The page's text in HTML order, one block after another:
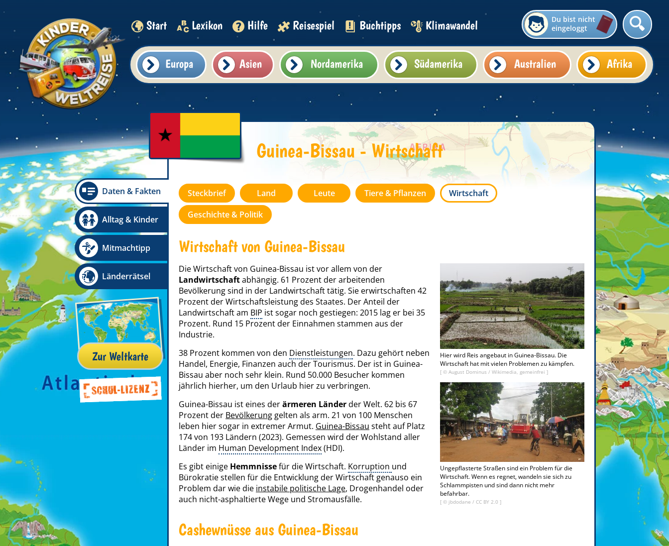
Start Lexikon Hilfe Reisespiel Buchtipps Klimawandel
Du bist nicht
eingeloggt
Europa Asien Nordamerika Südamerika Australien Afrika
Daten & Fakten
Alltag & Kinder
Mitmachtipp
Länderrätsel
Zur Weltkarte
Guinea-Bissau - Wirtschaft
Steckbrief Land Leute Tiere & Pflanzen
Wirtschaft
Geschichte & Politik
Wirtschaft von Guinea-Bissau
Hier wird Reis angebaut in Guinea-Bissau. Die
Wirtschaft hat mit vielen Problemen zu kämpfen.
[ © August Dominus / Wikimedia, gemeinfrei ]
Ungepflasterte Straßen sind ein Problem für die
Wirtschaft. Wenn es regnet, wandeln sie sich zu
Schlammpisten und sind dann nicht mehr
befahrbar.
[ © jbdodane / CC BY 2.0 ]
Die Wirtschaft von Guinea-Bissau ist vor allem von der
Landwirtschaftabhängig. 61 Prozent der arbeitenden
Bevölkerung sind in der Landwirtschaft tätig. Sie erwirtschaften 42
Prozent der Wirtschaftsleistung des Staates. Der Anteil der
Landwirtschaft am BIP ist sogar noch gestiegen: 2015 lag er bei 35
Prozent. Rund 15 Prozent der Einnahmen stammen aus der
Industrie.
38 Prozent kommen von den Dienstleistungen. Dazu gehört neben
Handel, Energie, Finanzen auch der Tourismus. Der ist in Guinea-
Bissau aber noch sehr klein. Rund 50.000 Besucher kommen
jährlich hierher, um den Urlaub hier zu verbringen.
Guinea-Bissau ist eines derärmeren Länderder Welt. 62 bis 67
Prozent der Bevölkerung gelten als arm. 21 von 100 Menschen
leben hier sogar in extremer Armut. Guinea-Bissau steht auf Platz
174 von 193 Ländern (2023). Gemessen wird der Wohlstand aller
Länder im Human Development Index(HDI).
Es gibt einige Hemmnissefür die Wirtschaft. Korruption und
Bürokratie stellen für die Entwicklung der Wirtschaft genauso ein
Problem dar wie die instabile politische Lage, Drogenhandel oder
auch nicht-asphaltierte Wege und Stromausfälle.
Cashewnüsse aus Guinea-Bissau